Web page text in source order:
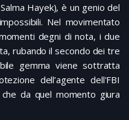
Hayek), è un genio del
Nel movimentato
degni di nota, i due
rubando il secondo dei tre
gemma viene sottratta
dell’agente dell'FBI
da quel momento giura